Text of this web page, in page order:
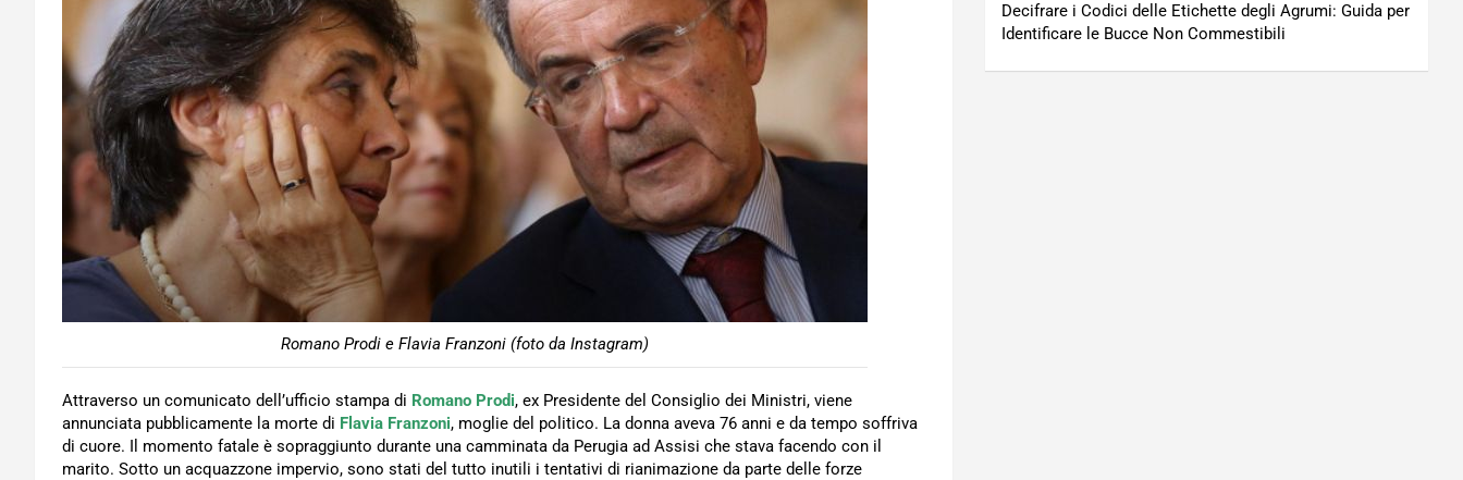
Romano Prodi e Flavia Franzoni (foto da Instagram)
Attraverso un comunicato dell’ufficio stampa di Romano Prodi, ex Presidente del Consiglio dei Ministri, viene
annunciata pubblicamente la morte di Flavia Franzoni, moglie del politico. La donna aveva 76 anni e da tempo soffriva
di cuore. Il momento fatale è sopraggiunto durante una camminata da Perugia ad Assisi che stava facendo con il
marito. Sotto un acquazzone impervio, sono stati del tutto inutili i tentativi di rianimazione da parte delle forze
Decifrare i Codici delle Etichette degli Agrumi: Guida per
Identificare le Bucce Non Commestibili